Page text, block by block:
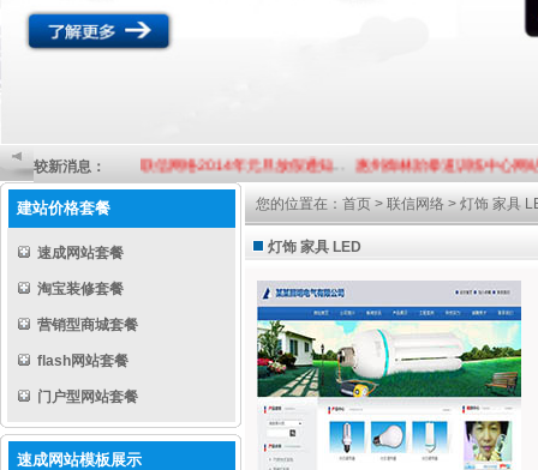
较新消息： 联信网络2014年元旦放假通知...惠州御林跆拳道训练中心网站
建站价格套餐
速成网站套餐
淘宝装修套餐
营销型商城套餐
flash网站套餐
门户型网站套餐
速成网站模板展示
您的位置在： 首页 > 联信网络 > 灯饰 家具
灯饰 家具 LED